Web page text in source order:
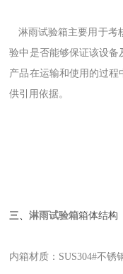
淋雨试验箱主要用于考
验中是否能够保证该设备
产品在运输和使用的过程
供引用依据。
三、淋雨试验箱箱体结构
内箱材质：SUS304#不锈